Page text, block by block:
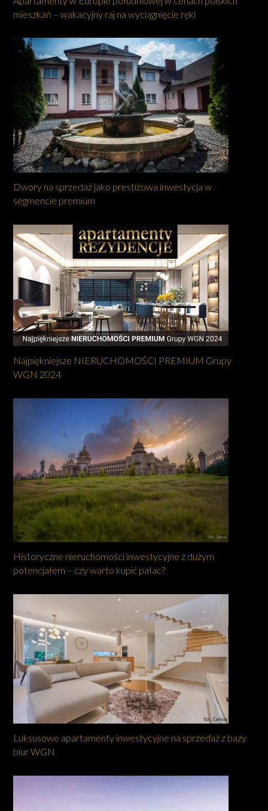
mieszkań – wakacyjny raj na wyciągnięcie ręki
Dwory na sprzedaż jako prestiżowa inwestycja w
segmencie premium
Najpiękniejsze NIERUCHOMOŚCI PREMIUM Grupy
WGN 2024
Historyczne nieruchomości inwestycyjne z dużym
potencjałem – czy warto kupić pałac?
Luksusowe apartamenty inwestycyjne na sprzedaż z bazy
biur WGN